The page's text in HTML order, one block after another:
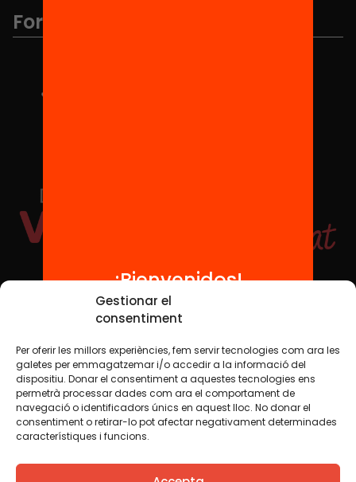
Gestionar el
consentiment
Per oferir les millors experiències, fem servir tecnologies com ara les
galetes per emmagatzemar i/o accedir a la informació del
dispositiu. Donar el consentiment a aquestes tecnologies ens
permetrà processar dades com ara el comportament de
navegació o identificadors únics en aquest lloc. No donar el
consentiment o retirar-lo pot afectar negativament determinades
característiques i funcions.
Formamos parte de...
Redes sociales
TWT YTB IG FB IN
Aviso legalPolítica de cookies
Creemos que el conocimiento debe compartirse. Por eso
¡Bienvenidos!